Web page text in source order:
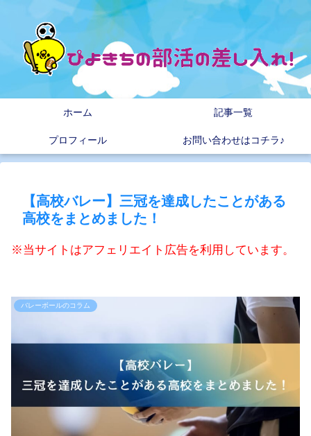
ホーム 記事一覧
プロフィール お問い合わせはコチラ♪
【高校バレー】三冠を達成したことがある
高校をまとめました！
※当サイトはアフェリエイト広告を利用しています。
バレーボールのコラム